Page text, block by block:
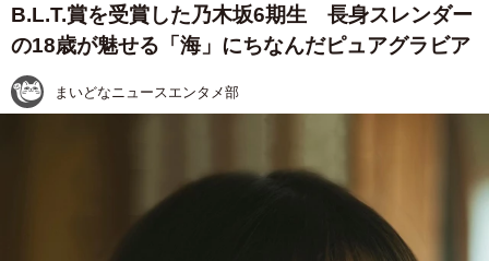
B.L.T.賞を受賞した乃木坂6期生 長身スレンダー
の18歳が魅せる「海」にちなんだピュアグラビア
まいどなニュースエンタメ部